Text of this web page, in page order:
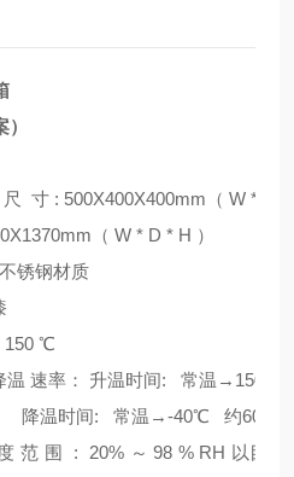
尺 寸 : 500X400X400mm （ W * D
0X1370mm （ W * D * H ）
不锈钢材质
150 ℃
温 速率： 升温时间: 常温→150℃
间: 常温→-40℃ 约60分
度 范 围 : 20% ～ 98 % RH 以目录